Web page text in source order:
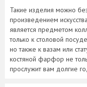
Такие изделия можно
произведением
является предметом
только к столовой
но также к вазам или
костяной фарфор не
прослужит вам долгие